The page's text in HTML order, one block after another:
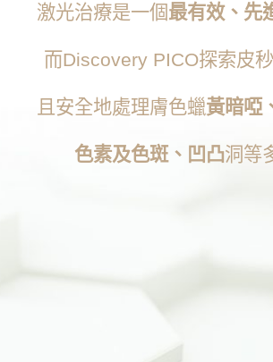
激光治療是一個最有效、先
而Discovery PICO探索皮
且安全地處理膚色蠟黃暗啞
色素及色斑、凹凸洞等